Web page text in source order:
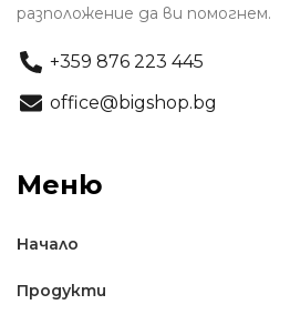
разположение да ви помогнем.
+359 876 223 445
office@bigshop.bg
Меню
Начало
Продукти